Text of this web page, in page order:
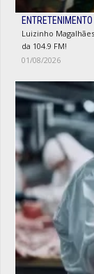
ENTRETENIMENTO
Luizinho
da 104.9 FM!
01/08/2026